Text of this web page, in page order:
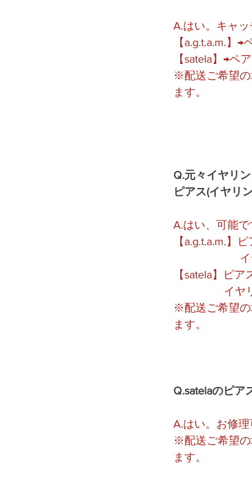
A.はい。キャッ
【a.g.t.a.m.】→
【satela】→ペ
※配送ご希望の
ます。
Q.元々イヤリ
ピアス(イヤリ
A.はい、可能
【a.g.t.a.m.】
イヤリン
【satela】ピ
イヤリング
※配送ご希望の
ます。
Q.satelaのピア
A.はい。お修
※配送ご希望の
ます。